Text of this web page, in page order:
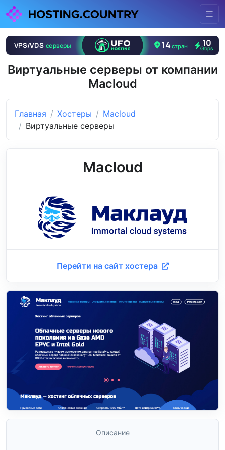
Виртуальные серверы от компании
Macloud
Главная Хостеры
Macloud
Виртуальные серверы
Macloud
Перейти на сайт хостера
Описание